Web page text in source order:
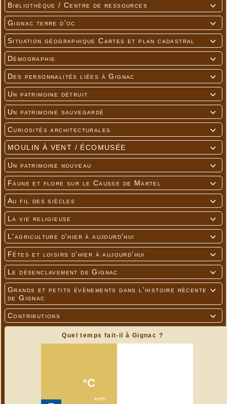

Bibliothèque / Centre de ressources

Gignac terre d'oc

Situation géographique Cartes et plan cadastral

Démographie

Des personnalités liées à Gignac

Un patrimoine détruit

Un patrimoine sauvegardé

Curiosités architecturales

MOULIN À VENT / ÉCOMUSÉE

Un patrimoine nouveau

Faune et flore sur le Causse de Martel

Au fil des siècles

La vie religieuse

L'agriculture d'hier à aujourd'hui

Fêtes et loisirs d'hier à aujourd'hui

Le désenclavement de Gignac

Grands et petits événements dans l'histoire récente
de Gignac

Contributions
Quel temps fait-il à Gignac ?